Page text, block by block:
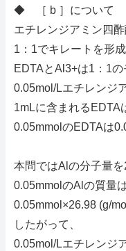
◆ ［ b ］について
エチレンジアミン四
1：1でキレートを形成
EDTAとAl3+は1：1の
0.05mol/Lエチレンジ
1mLに含まれるEDTA
0.05mmolのEDTAは
本問ではAlの分子量を
0.05mmolのAlの質量は
0.05mmol×26.98 (g/
したがって、
0.05mol/Lエチレンジ